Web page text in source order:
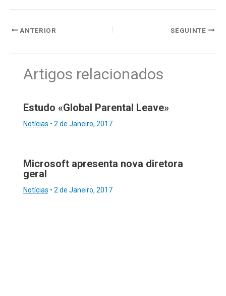
ANTERIOR SEGUINTE
Artigos relacionados
Estudo «Global Parental Leave»
Notícias • 2 de Janeiro, 2017
Microsoft apresenta nova diretora
geral
Notícias • 2 de Janeiro, 2017